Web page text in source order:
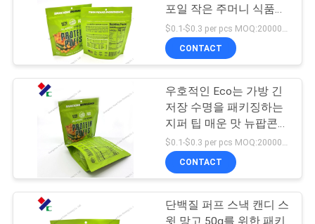
여
관
재활용할 수 있는 패
키징 테플론제 백
식품 포장 필름 롤
72
포일 작은 주머니 식품을
견딥니다
CONTACT
우호적인 Eco는 가방 긴
저장 수명을 패키징하는
지퍼 팁 매운 맛 뉴팝콘을
견딥니다
$0.1-$0.3 per pcs MOQ:20000 PC
CONTACT
단백질 퍼프 스낵 캔디 스